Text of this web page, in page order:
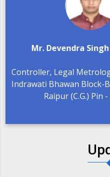
Mr. Devendra
Controller, Legal
Indrawati Bhawan Block-
Raipur (C.G.) Pin
Phone
0771-2511727,
Fax
0771-
Email